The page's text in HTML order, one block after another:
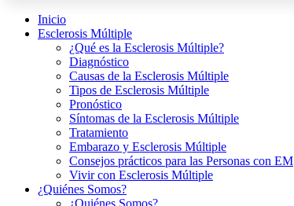
Inicio
Esclerosis Múltiple
¿Qué es la Esclerosis Múltiple?
Diagnóstico
Causas de la Esclerosis Múltiple
Tipos de Esclerosis Múltiple
Pronóstico
Síntomas de la Esclerosis Múltiple
Tratamiento
Embarazo y Esclerosis Múltiple
Consejos prácticos para las Personas con EM
Vivir con Esclerosis Múltiple
¿Quiénes Somos?
¿Quiénes Somos?